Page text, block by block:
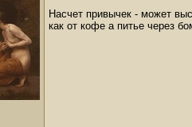
Насчет привычек - может
как от кофе а питье через